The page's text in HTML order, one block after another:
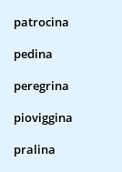
patrocina
pedina
peregrina
pioviggina
pralina